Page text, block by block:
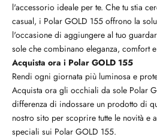
l'accessorio ideale per te. Che tu stia
casual, i Polar GOLD 155 offrono la
l'occasione di aggiungere al tuo
sole che combinano eleganza, comfort
Acquista ora i Polar GOLD 155
Rendi ogni giornata più luminosa e
Acquista ora gli occhiali da sole Polar
differenza di indossare un prodotto di
nostro sito per scoprire tutte le novità e
speciali sui Polar GOLD 155.